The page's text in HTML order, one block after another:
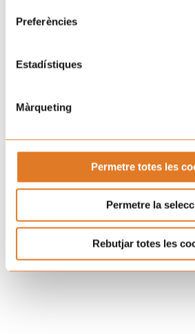
Preferències
Estadístiques
Màrqueting
Permetre totes les
Permetre la
Rebutjar totes les
Davantal infantil dels
12,00€
6,00